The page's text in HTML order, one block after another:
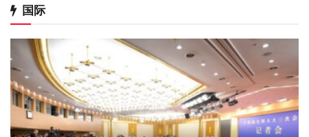
国际